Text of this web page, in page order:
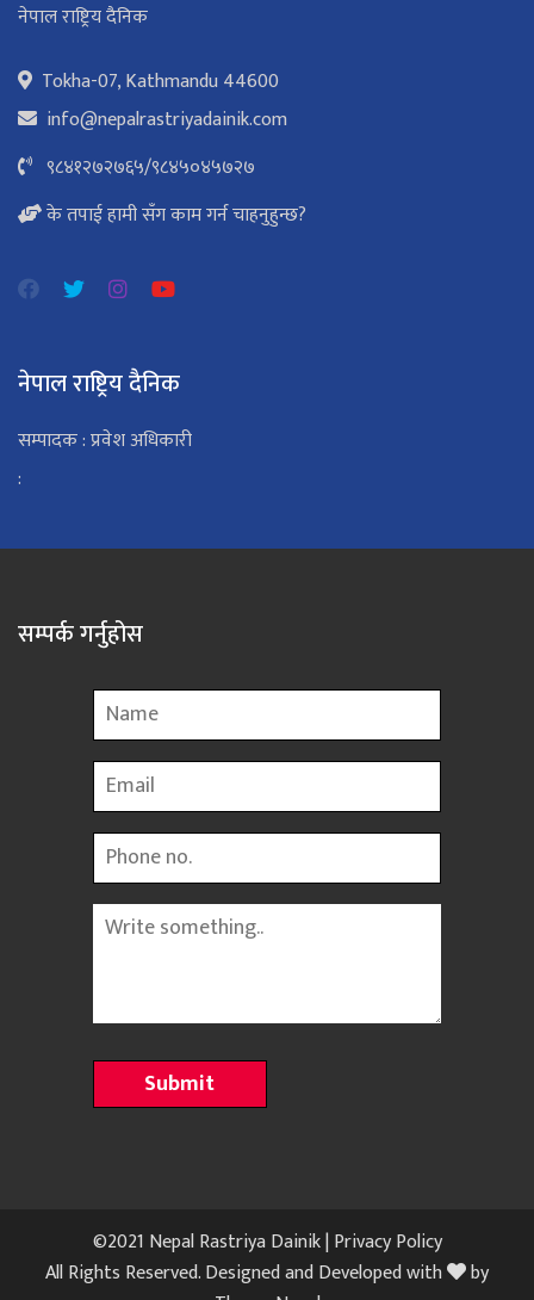
नेपाल राष्ट्रिय दैनिक
Tokha-07, Kathmandu 44600
info@nepalrastriyadainik.com
९८४१२७२७६५/९८४५०४५७२७
के तपाई हामी सँग काम गर्न चाहनुहुन्छ?
नेपाल राष्ट्रिय दैनिक
सम्पादक : प्रवेश अधिकारी
:
सम्पर्क गर्नुहोस
Name
Email
Phone
Message
©2021 Nepal Rastriya Dainik |Privacy Policy
All Rights Reserved. Designed and Developed with
by